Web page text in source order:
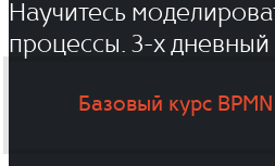
Научитесь
процессы. 3-x дневный
Базовый курс BPMN